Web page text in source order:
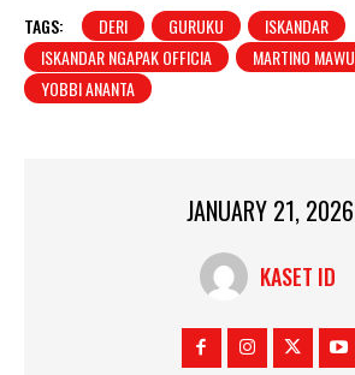
TAGS: DERI GURUKU
ISKANDAR
ISKANDAR NGAPAK OFFICIA
MARTINO MAWU
YOBBI ANANTA
JANUARY 21, 2026
KASET ID